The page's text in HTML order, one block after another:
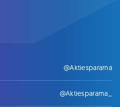
@Aktiespararna
@Aktiespararna_